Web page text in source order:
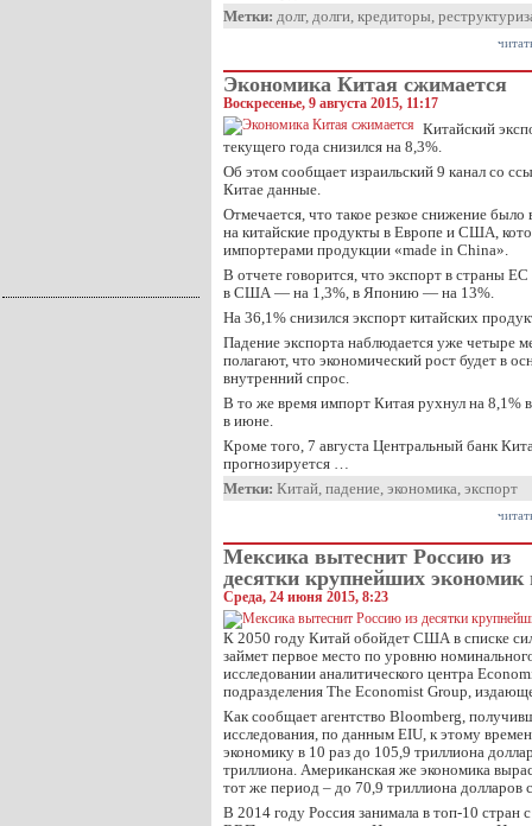
Метки: долг, долги, кредиторы,
Экономика Китая сжимается
Воскресенье, 9 августа 2015, 11:17
Китайский
текущего года снизился на 8,3%.
Об этом сообщает израильский 9 канал со
Китае данные.
Отмечается, что такое резкое снижение
на китайские продукты в Европе и США,
импортерами продукции «made in China».
В отчете говорится, что экспорт в страны
в США — на 1,3%, в Японию — на 13%.
На 36,1% снизился экспорт китайских
Падение экспорта наблюдается уже четыре
полагают, что экономический рост будет в
внутренний спрос.
В то же время импорт Китая рухнул на 8,1%
в июне.
Кроме того, 7 августа Центральный банк
прогнозируется …
Метки: Китай, падение, экономика, экспорт
Мексика вытеснит Россию из
десятки крупнейших экономик
Среда, 24 июня 2015, 8:23
К 2050 году Китай обойдет США в списке
займет первое место по уровню
исследовании аналитического центра
подразделения The Economist Group,
Как сообщает агентство Bloomberg,
исследования, по данным EIU, к этому
экономику в 10 раз до 105,9 триллиона
триллиона. Американская же экономика
тот же период – до 70,9 триллиона долларов
В 2014 году Россия занимала в топ-10